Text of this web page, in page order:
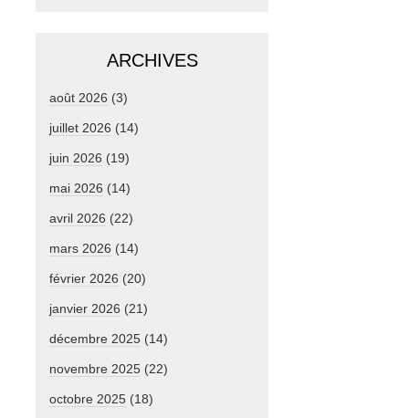
ARCHIVES
août 2026 (3)
juillet 2026 (14)
juin 2026 (19)
mai 2026 (14)
avril 2026 (22)
mars 2026 (14)
février 2026 (20)
janvier 2026 (21)
décembre 2025 (14)
novembre 2025 (22)
octobre 2025 (18)